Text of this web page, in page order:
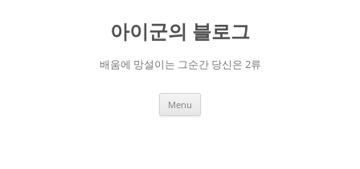
아이군의 블로그
배움에 망설이는 그순간 당신은 2류
Menu